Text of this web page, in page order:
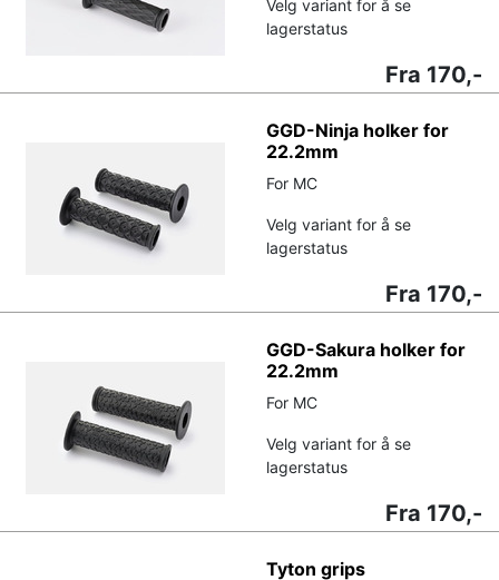
Velg variant for å se
lagerstatus
Fra 170,-
GGD-Ninja holker for
22.2mm
For MC
Velg variant for å se
lagerstatus
Fra 170,-
GGD-Sakura holker for
22.2mm
For MC
Velg variant for å se
lagerstatus
Fra 170,-
Tyton grips